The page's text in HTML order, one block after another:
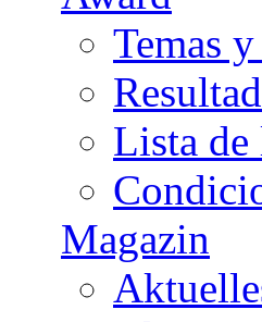
Temas
Lista de
Magazin